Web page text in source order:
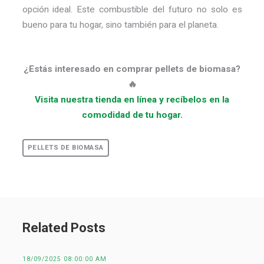
opción ideal. Este combustible del futuro no solo es
bueno para tu hogar, sino también para el planeta.
¿Estás interesado en comprar pellets de biomasa?
🔥
Visita nuestra tienda en línea y recíbelos en la
comodidad de tu hogar.
PELLETS DE BIOMASA
Related Posts
18/09/2025 08:00:00 AM